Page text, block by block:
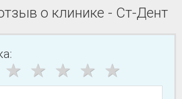
о клинике - Ст-Дент